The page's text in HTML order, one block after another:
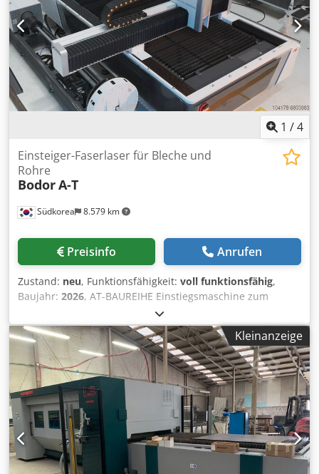
1 /4
Südkorea 8.579 km
Einsteiger-Faserlaser für Bleche und
Rohre
BodorA-T
Preisinfo Anrufen
Zustand: neu, Funktionsfähigkeit: voll funktionsfähig,
Baujahr: 2026, AT-BAUREIHE Einstiegsmaschine zum
Schneiden von Blechen und Rohren mit Faserlaser Eine
Maschine mit zwei Anwendungen. Die AT-Serie schneidet
sowohl Bleche als auch Metallrohre.
Laserschneidmaschinen für Bleche und Rohre Serie A-T
Funktionserweiterung Blech&Rohr-Laserschneidmaschinen
der A-T-Serie Experten-Datenbank für
Hochgeschwindigkeitsschneiden Die Effizienz des
schnellen Luftschneidens erhöht sich beim Schneiden von
Kohlenstoffstahl um 37 %. Blech&Rohr-
Laserschneidmaschinen der A-T-Serie Aktive Anti-
Kollisions-Funktion Die Faserlaser-Köpfe sind in der Lage,
Kleinanzeige